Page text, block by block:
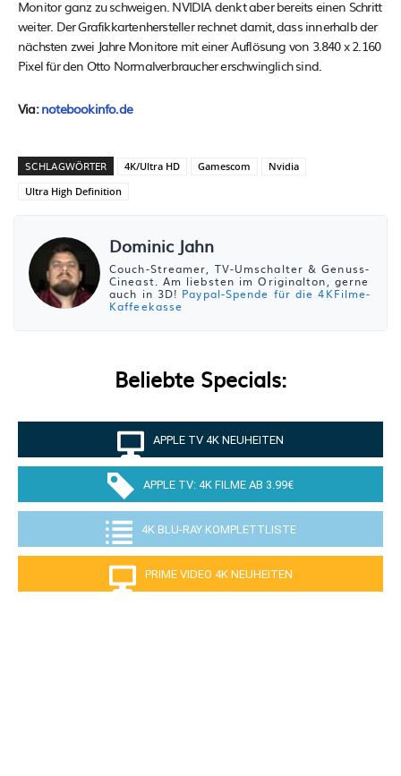
Monitor ganz zu schweigen. NVIDIA denkt aber bereits einen Schritt
weiter. Der Grafikkartenhersteller rechnet damit, dass innerhalb der
nächsten zwei Jahre Monitore mit einer Auflösung von 3.840 x 2.160
Pixel für den Otto Normalverbraucher erschwinglich sind.
Via:notebookinfo.de
SCHLAGWÖRTER 4K/Ultra HD Gamescom
Nvidia
Ultra High Definition
Dominic Jahn
Couch-Streamer, TV-Umschalter & Genuss-
Cineast. Am liebsten im Originalton, gerne
auch in 3D! Paypal-Spende für die 4KFilme-
Kaffeekasse
Beliebte Specials:
APPLE TV 4K NEUHEITEN
APPLE TV: 4K FILME AB 3.99€
4K BLU-RAY KOMPLETTLISTE
PRIME VIDEO 4K NEUHEITEN